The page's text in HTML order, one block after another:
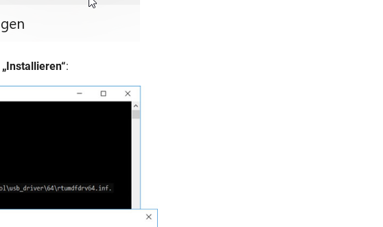
„Installieren“: